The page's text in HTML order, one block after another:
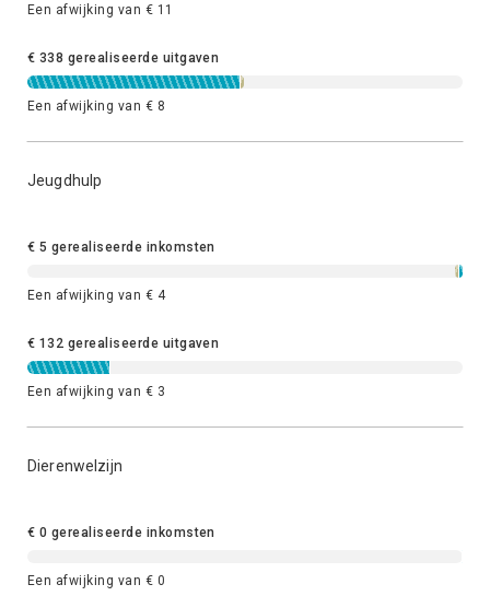
Een afwijking van € 11
€ 338 gerealiseerde uitgaven
Een afwijking van € 8
Jeugdhulp
€ 5 gerealiseerde inkomsten
Een afwijking van € 4
€ 132 gerealiseerde uitgaven
Een afwijking van € 3
Dierenwelzijn
€ 0 gerealiseerde inkomsten
Een afwijking van € 0